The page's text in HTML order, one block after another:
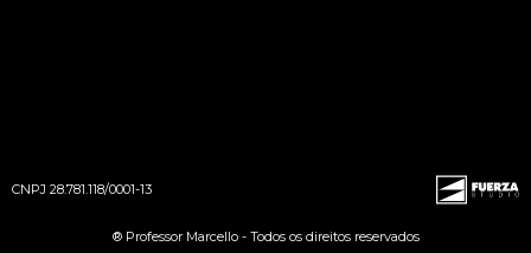
CNPJ 28.781.118/0001-13
® Professor Marcello - Todos os direitos reservados